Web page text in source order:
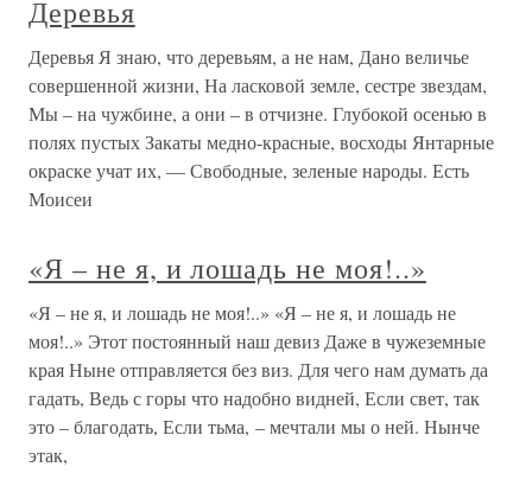
Деревья
Деревья Я знаю, что деревьям, а не нам, Дано величье
совершенной жизни, На ласковой земле, сестре звездам,
Мы – на чужбине, а они – в отчизне. Глубокой осенью в
полях пустых Закаты медно-красные, восходы Янтарные
окраске учат их, — Свободные, зеленые народы. Есть
Моисеи
«Я – не я, и лошадь не моя!..»
«Я – не я, и лошадь не моя!..» «Я – не я, и лошадь не
моя!..» Этот постоянный наш девиз Даже в чужеземные
края Ныне отправляется без виз. Для чего нам думать да
гадать, Ведь с горы что надобно видней, Если свет, так
это – благодать, Если тьма, – мечтали мы о ней. Нынче
этак,